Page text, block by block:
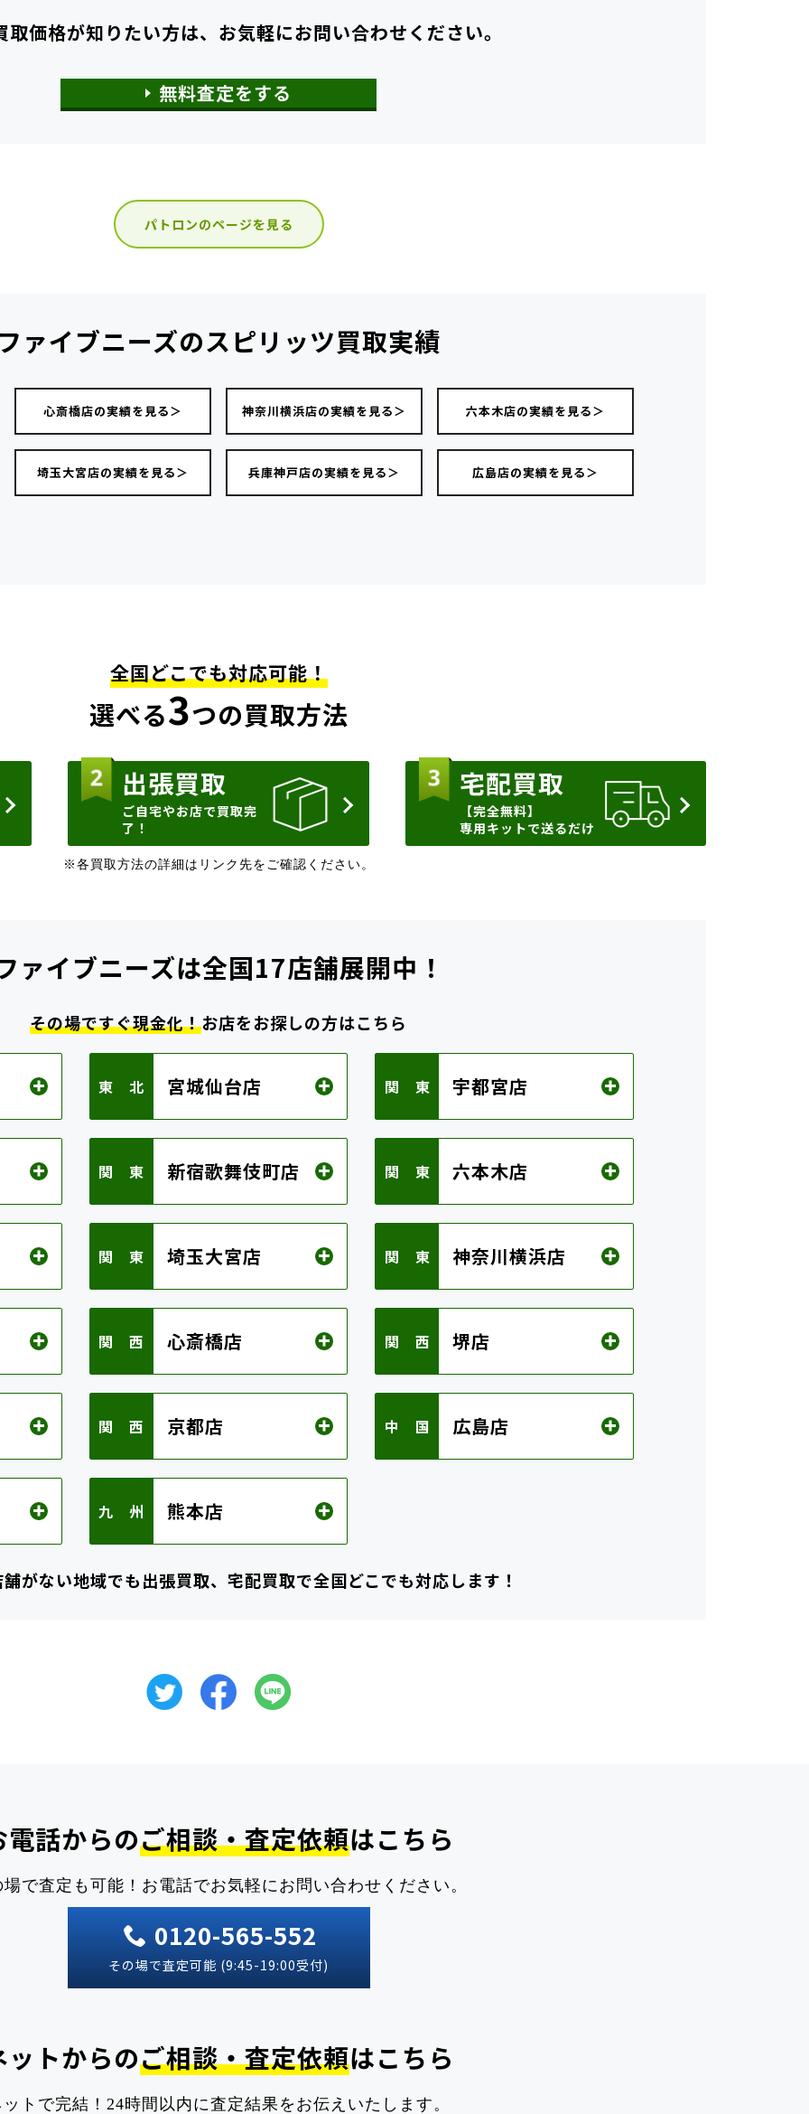
取価格が知りたい方は、 お気軽にお問い合わせください。
無料査定をする
パトロンのページを見る
ァイブニーズのスピリッツ買取実績
心斎橋店の実績を見る＞ 神奈川横浜店の実績を見る＞ 六本木店の実績を見る＞
埼玉大宮店の実績を見る＞ 兵庫神戸店の実績を見る＞ 広島店の実績を見る＞
全国どこでも対応可能！
選べる3つの買取方法
出張買取
ご自宅やお店で買取完
了！
宅配買取
【完全無料】
専用キットで送るだけ
※各買取方法の詳細はリンク先をご確認ください。
ァイブニーズは全国17店舗展開中！
その場ですぐ現金化！お店をお探しの方はこちら
東 北 宮城仙台店 関 東 宇都宮店
関 東 新宿歌舞伎町店 関 東 六本木店
関 東 埼玉大宮店 関 東 神奈川横浜店
関 西 心斎橋店 関 西 堺店
関 西 京都店 中 国 広島店
九 州 熊本店
がない地域でも出張買取、宅配買取で全国どこでも対応します！
電話からのご相談・査定依頼はこちら
で査定も可能！ お電話でお気軽にお問い合わせください。
0120-565-552
その場で査定可能 (9:45-19:00受付)
ットからのご相談・査定依頼はこちら
トで完結！ 24時間以内に査定結果をお伝えいたします。